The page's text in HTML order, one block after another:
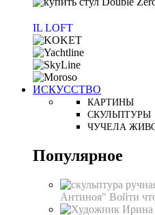
IL LOFT
ИСКУССТВО
КАРТИНЫ
СКУЛЬПТУРЫ
ЧУЧЕЛА
Популярное
Антиноя" Войти